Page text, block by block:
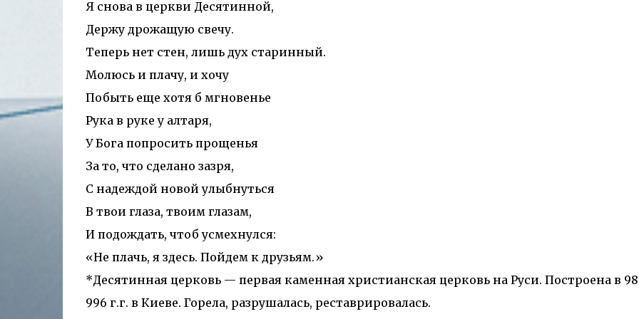
Я снова в церкви Десятинной,
Держу дрожащую свечу.
Теперь нет стен, лишь дух старинный.
Молюсь и плачу, и хочу
Побыть еще хотя б мгновенье
Рука в руке у алтаря,
У Бога попросить прощенья
За то, что сделано зазря,
С надеждой новой улыбнуться
В твои глаза, твоим глазам,
И подождать, чтоб усмехнулся:
«Не плачь, я здесь. Пойдем к друзьям.»
*Десятинная церковь — первая каменная христианская церковь на Руси. Построена в
996 г.г. в Киеве. Горела, разрушалась, реставрировалась.